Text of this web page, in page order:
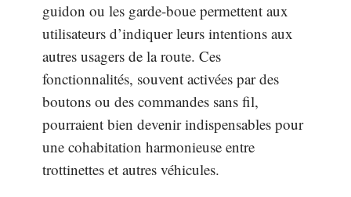
guidon ou les garde-boue permettent aux
utilisateurs d’indiquer leurs intentions aux
autres usagers de la route. Ces
fonctionnalités, souvent activées par des
boutons ou des commandes sans fil,
pourraient bien devenir indispensables pour
une cohabitation harmonieuse entre
trottinettes et autres véhicules.